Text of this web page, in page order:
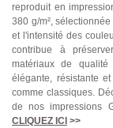
reproduit en
380 g/m²,
et l'intensité des
contribue à
matériaux de
élégante, résistante
comme classiques.
de nos impressions
CLIQUEZ ICI >>